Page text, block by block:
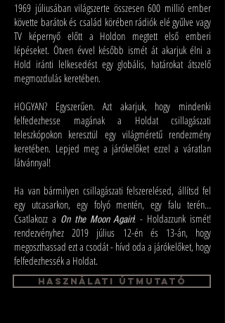
1969 júliusában világszerte összesen 600 millió ember
követte barátok és család körében rádiók elé gyűlve vagy
TV képernyő előtt a Holdon megtett első emberi
lépéseket. Ötven évvel később ismét át akarjuk élni a
Hold iránti lelkesedést egy globális, határokat átszelő
megmozdulás keretében.
HOGYAN? Egyszerűen. Azt akarjuk, hogy mindenki
felfedezhesse magának a Holdat csillagászati
teleszkópokon keresztül egy világméretű rendezmény
keretében. Lepjed meg a járókelőket ezzel a váratlan
látvánnyal!
Ha van bármilyen csillagászati felszerelésed, állítsd fel
egy utcasarkon, egy folyó mentén, egy falu terén…
Csatlakozz a On the Moon Again! - Holdazzunk ismét!
rendezvényhez 2019 július 12-én és 13-án, hogy
megoszthassad ezt a csodát - hívd oda a járókelőket, hogy
felfedezhessék a Holdat.
használati útmutató